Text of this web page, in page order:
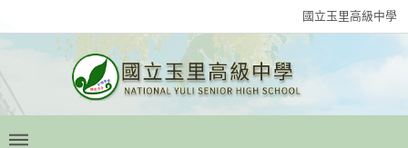
國立玉里高級中學